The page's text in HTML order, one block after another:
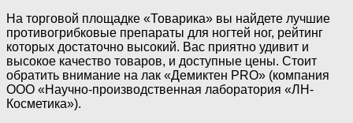
На торговой площадке «Товарика» вы найдете лучшие
противогрибковые препараты для ногтей ног, рейтинг
которых достаточно высокий. Вас приятно удивит и
высокое качество товаров, и доступные цены. Стоит
обратить внимание на лак «Демиктен PRO» (компания
ООО «Научно-производственная лаборатория «ЛН-
Косметика»).